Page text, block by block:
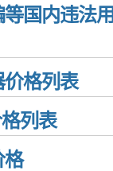
国内违法
价格列表
列表
格